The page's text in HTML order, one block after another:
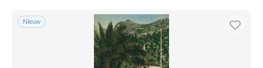
Nieuw